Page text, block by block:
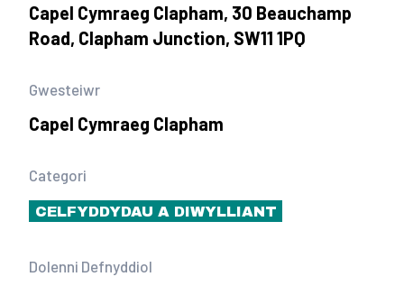
Capel Cymraeg Clapham, 30 Beauchamp
Road, Clapham Junction, SW11 1PQ
Gwesteiwr
Capel Cymraeg Clapham
Categori
CELFYDDYDAU A DIWYLLIANT
Dolenni Defnyddiol